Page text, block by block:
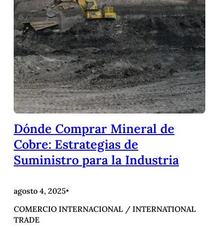
Dónde Comprar Mineral de
Cobre: Estrategias de
Suministro para la Industria
agosto 4, 2025•
COMERCIO INTERNACIONAL / INTERNATIONAL
TRADE